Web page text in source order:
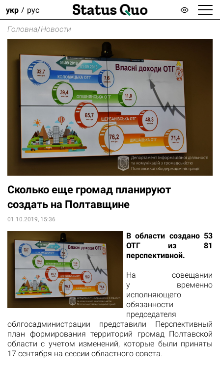
укр рус
Головна/Новости
Сколько еще громад планируют
создать на Полтавщине
01.10.2019, 15:36
В области создано 53
ОТГ из 81
перспективной.
На совещании
у временно
исполняющего
обязанности
председателя
облгосадминистрации представили Перспективный
план формирования территорий громад Полтавской
области с учетом изменений, которые были приняты
17 сентября на сессии областного совета.